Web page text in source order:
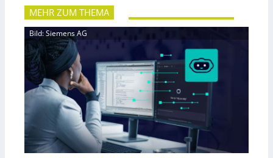
MEHR ZUM THEMA
Bild: Siemens AG